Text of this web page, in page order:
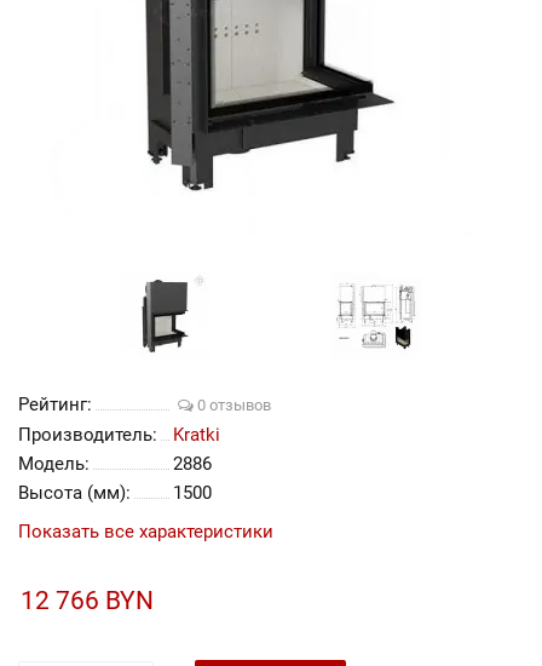
Рейтинг: 0 отзывов
Производитель:
Kratki
Модель:
2886
Высота (мм):
1500
Показать все характеристики
12 766 BYN